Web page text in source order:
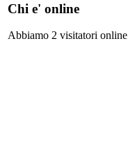
Chi e' online
Abbiamo 2 visitatori online